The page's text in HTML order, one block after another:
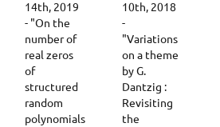
14th, 2019
- "On the
number of
real zeros
of
structured
random
polynomials
10th, 2018
-
"Variations
on a theme
by G.
Dantzig :
Revisiting
the